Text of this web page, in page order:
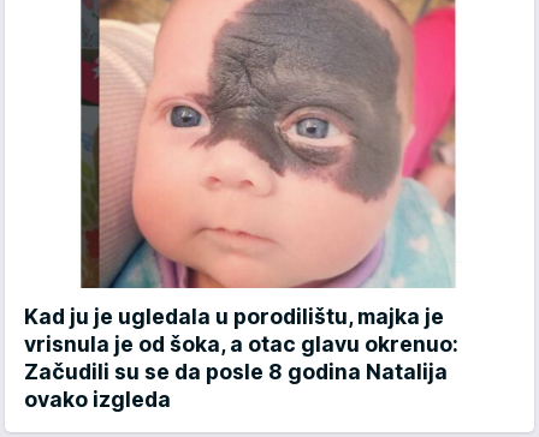
Kad ju je ugledala u porodilištu, majka je
vrisnula je od šoka, a otac glavu okrenuo:
Začudili su se da posle 8 godina Natalija
ovako izgleda